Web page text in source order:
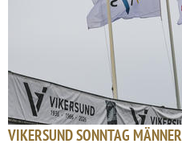
VIKERSUND SONNTAG MÄNNER